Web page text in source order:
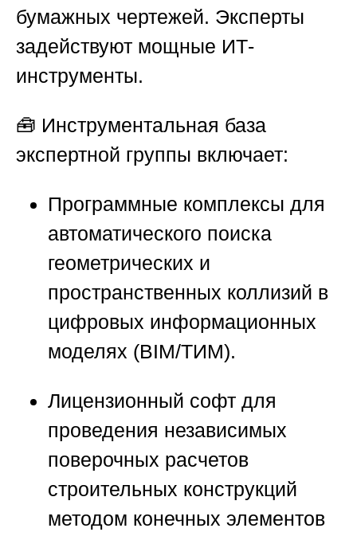
бумажных чертежей. Эксперты
задействуют мощные ИТ-
инструменты.
🧰 Инструментальная база
экспертной группы включает:
Программные комплексы для
автоматического поиска
геометрических и
пространственных коллизий в
цифровых информационных
моделях (BIM/ТИМ).
Лицензионный софт для
проведения независимых
поверочных расчетов
строительных конструкций
методом конечных элементов